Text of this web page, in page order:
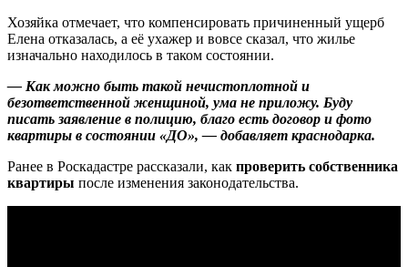
Хозяйка отмечает, что компенсировать причиненный ущерб
Елена отказалась, а её ухажер и вовсе сказал, что жилье
изначально находилось в таком состоянии.
— Как можно быть такой нечистоплотной и
безответственной женщиной, ума не приложу. Буду
писать заявление в полицию, благо есть договор и фото
квартиры в состоянии «ДО», — добавляет краснодарка.
Ранее в Роскадастре рассказали, как проверить собственника
квартиры после изменения законодательства.